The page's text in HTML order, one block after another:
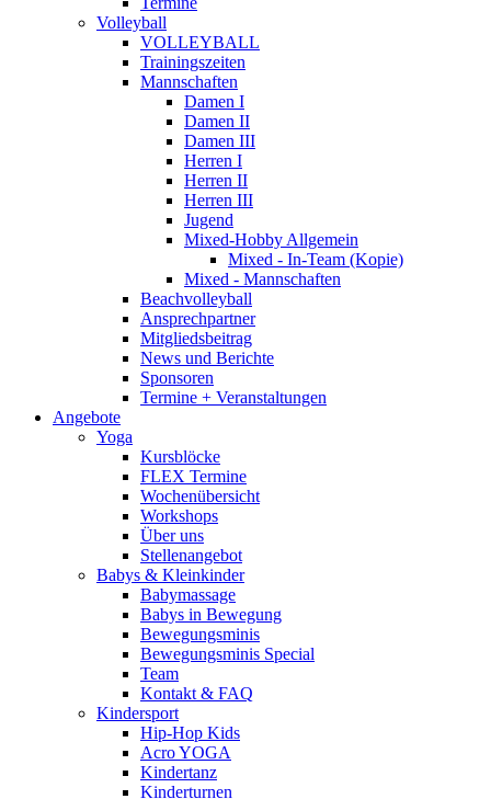
Volleyball
VOLLEYBALL
Trainingszeiten
Mannschaften
Damen I
Damen II
Damen III
Herren I
Herren II
Herren III
Jugend
Mixed-Hobby Allgemein
Mixed - In-Team (Kopie)
Mixed - Mannschaften
Beachvolleyball
Ansprechpartner
Mitgliedsbeitrag
News und Berichte
Sponsoren
Termine + Veranstaltungen
Angebote
Yoga
Kursblöcke
FLEX Termine
Wochenübersicht
Workshops
Über uns
Stellenangebot
Babys & Kleinkinder
Babymassage
Babys in Bewegung
Bewegungsminis
Bewegungsminis Special
Team
Kontakt & FAQ
Kindersport
Hip-Hop Kids
Acro YOGA
Kindertanz
Kinderturnen